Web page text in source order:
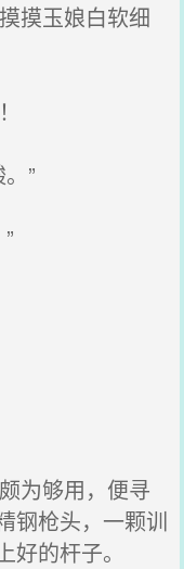
摸玉娘白软细
”
为够用，便寻
钢枪头，一颗训
的杆子。